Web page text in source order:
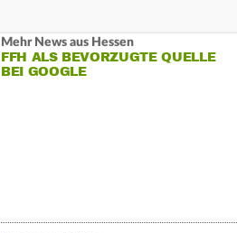
Mehr News aus Hessen
FFH ALS BEVORZUGTE QUELLE
BEI GOOGLE